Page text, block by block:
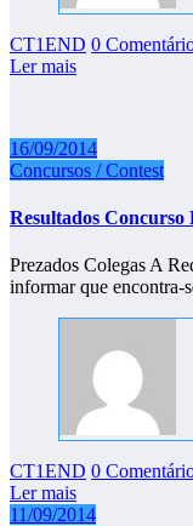
CT1END 0
Ler mais
16/09/2014
Concursos / Contest
Resultados
Prezados Colegas A
informar que
CT1END 0
Ler mais
11/09/2014